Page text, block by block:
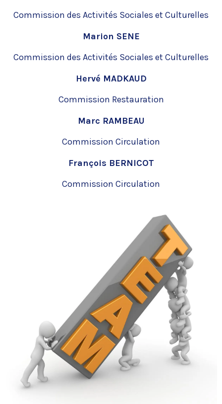
Commission des Activités Sociales et Culturelles
Marion SENE
Commission des Activités Sociales et Culturelles
Hervé MADKAUD
Commission Restauration
Marc RAMBEAU
Commission Circulation
François BERNICOT
Commission Circulation